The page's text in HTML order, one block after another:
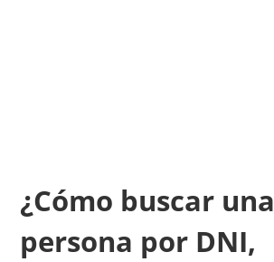
¿Cómo buscar una
persona por DNI,